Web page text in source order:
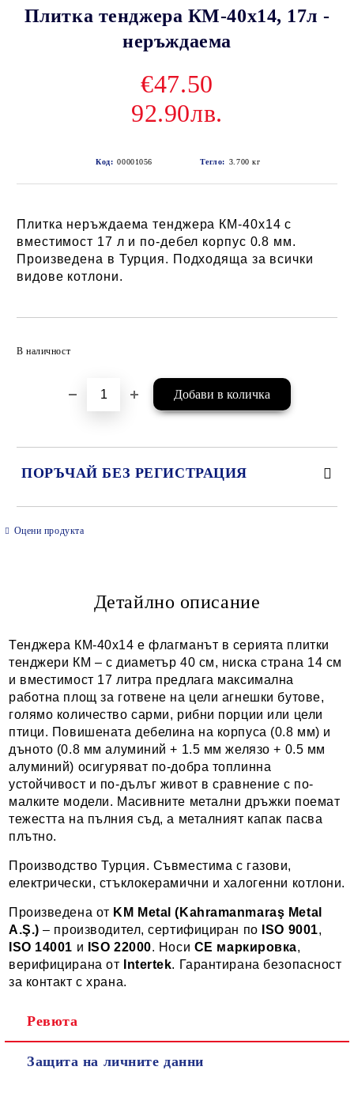
Плитка тенджера КМ-40x14, 17л -
неръждаема
€47.50
92.90лв.
Код: 00001056 Тегло: 3.700 кг
Плитка неръждаема тенджера КМ-40x14 с
вместимост 17 л и по-дебел корпус 0.8 мм.
Произведена в Турция. Подходяща за всички
видове котлони.
В наличност
ПОРЪЧАЙ БЕЗ РЕГИСТРАЦИЯ
Ние ще се свържем с вас в рамките на работния ден.
Оцени продукта
Детайлно описание
Тенджера КМ-40x14 е флагманът в серията плитки
тенджери КМ – с диаметър 40 см, ниска страна 14 см
и вместимост 17 литра предлага максимална
работна площ за готвене на цели агнешки бутове,
голямо количество сарми, рибни порции или цели
птици. Повишената дебелина на корпуса (0.8 мм) и
дъното (0.8 мм алуминий + 1.5 мм желязо + 0.5 мм
алуминий) осигуряват по-добра топлинна
устойчивост и по-дълъг живот в сравнение с по-
малките модели. Масивните метални дръжки поемат
тежестта на пълния съд, а металният капак пасва
плътно.
Производство Турция. Съвместима с газови,
електрически, стъклокерамични и халогенни котлони.
Произведена от KM Metal (Kahramanmaraş Metal
A.Ş.) – производител, сертифициран по ISO 9001,
ISO 14001 и ISO 22000. Носи CE маркировка,
верифицирана от
Intertek. Гарантирана безопасност
за контакт с храна.
Ревюта
Защита на личните данни